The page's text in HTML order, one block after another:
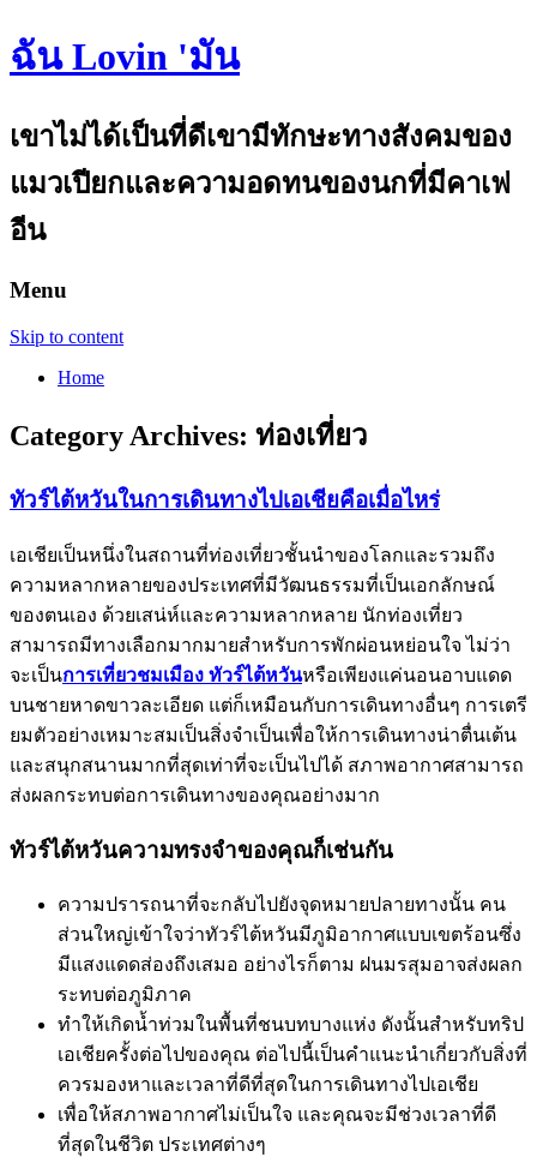
ฉัน Lovin 'มัน
เขาไม่ได้เป็นที่ดีเขามีทักษะทางสังคมของ
แมวเปียกและความอดทนของนกที่มีคาเฟ
อีน
Menu
Skip to content
Home
Category Archives: ท่องเที่ยว
ทัวร์ไต้หวันในการเดินทางไปเอเชียคือเมื่อไหร่
เอเชียเป็นหนึ่งในสถานที่ท่องเที่ยวชั้นนำของโลกและรวมถึง
ความหลากหลายของประเทศที่มีวัฒนธรรมที่เป็นเอกลักษณ์
ของตนเอง ด้วยเสน่ห์และความหลากหลาย นักท่องเที่ยว
สามารถมีทางเลือกมากมายสำหรับการพักผ่อนหย่อนใจ ไม่ว่า
จะเป็นการเที่ยวชมเมือง ทัวร์ไต้หวันหรือเพียงแค่นอนอาบแดด
บนชายหาดขาวละเอียด แต่ก็เหมือนกับการเดินทางอื่นๆ การเตรี
ยมตัวอย่างเหมาะสมเป็นสิ่งจำเป็นเพื่อให้การเดินทางน่าตื่นเต้น
และสนุกสนานมากที่สุดเท่าที่จะเป็นไปได้ สภาพอากาศสามารถ
ส่งผลกระทบต่อการเดินทางของคุณอย่างมาก
ทัวร์ไต้หวันความทรงจำของคุณก็เช่นกัน
ความปรารถนาที่จะกลับไปยังจุดหมายปลายทางนั้น คน
ส่วนใหญ่เข้าใจว่าทัวร์ไต้หวันมีภูมิอากาศแบบเขตร้อนซึ่ง
มีแสงแดดส่องถึงเสมอ อย่างไรก็ตาม ฝนมรสุมอาจส่งผลก
ระทบต่อภูมิภาค
ทำให้เกิดน้ำท่วมในพื้นที่ชนบทบางแห่ง ดังนั้นสำหรับทริป
เอเชียครั้งต่อไปของคุณ ต่อไปนี้เป็นคำแนะนำเกี่ยวกับสิ่งที่
ควรมองหาและเวลาที่ดีที่สุดในการเดินทางไปเอเชีย
เพื่อให้สภาพอากาศไม่เป็นใจ และคุณจะมีช่วงเวลาที่ดี
ที่สุดในชีวิต ประเทศต่างๆ